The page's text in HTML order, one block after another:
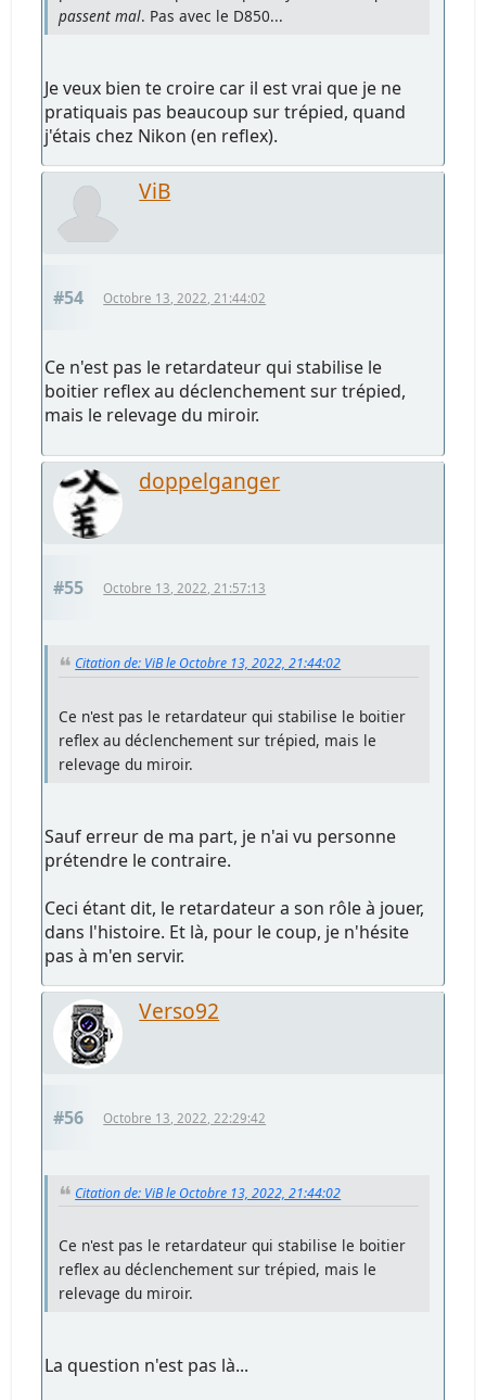
passent mal. Pas avec le D850...
Je veux bien te croire car il est vrai que je ne
pratiquais pas beaucoup sur trépied, quand
j'étais chez Nikon (en reflex).
ViB
#54 Octobre 13, 2022, 21:44:02
Ce n'est pas le retardateur qui stabilise le
boitier reflex au déclenchement sur trépied,
mais le relevage du miroir.
doppelganger
#55 Octobre 13, 2022, 21:57:13
Citation de: ViB le Octobre 13, 2022, 21:44:02
Ce n'est pas le retardateur qui stabilise le boitier
reflex au déclenchement sur trépied, mais le
relevage du miroir.
Sauf erreur de ma part, je n'ai vu personne
prétendre le contraire.
Ceci étant dit, le retardateur a son rôle à jouer,
dans l'histoire. Et là, pour le coup, je n'hésite
pas à m'en servir.
Verso92
#56 Octobre 13, 2022, 22:29:42
Citation de: ViB le Octobre 13, 2022, 21:44:02
Ce n'est pas le retardateur qui stabilise le boitier
reflex au déclenchement sur trépied, mais le
relevage du miroir.
La question n'est pas là...